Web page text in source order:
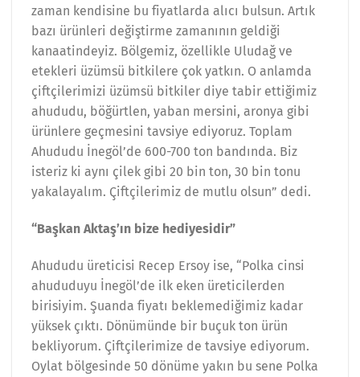
zaman kendisine bu fiyatlarda alıcı bulsun. Artık
bazı ürünleri değiştirme zamanının geldiği
kanaatindeyiz. Bölgemiz, özellikle Uludağ ve
etekleri üzümsü bitkilere çok yatkın. O anlamda
çiftçilerimizi üzümsü bitkiler diye tabir ettiğimiz
ahududu, böğürtlen, yaban mersini, aronya gibi
ürünlere geçmesini tavsiye ediyoruz. Toplam
Ahududu İnegöl’de 600-700 ton bandında. Biz
isteriz ki aynı çilek gibi 20 bin ton, 30 bin tonu
yakalayalım. Çiftçilerimiz de mutlu olsun” dedi.
“Başkan Aktaş’ın bize hediyesidir”
Ahududu üreticisi Recep Ersoy ise, “Polka cinsi
ahududuyu İnegöl’de ilk eken üreticilerden
birisiyim. Şuanda fiyatı beklemediğimiz kadar
yüksek çıktı. Dönümünde bir buçuk ton ürün
bekliyorum. Çiftçilerimize de tavsiye ediyorum.
Oylat bölgesinde 50 dönüme yakın bu sene Polka